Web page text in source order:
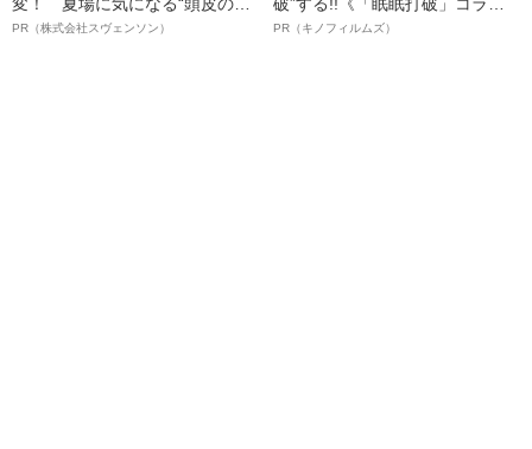
オイ”や“ベタつき”を解消す
PR（株式会社スヴェンソン）
ボ》
PR（キノフィルムズ）